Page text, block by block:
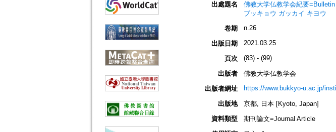
出處題名
佛教大学仏教学会紀要
ブッキョウ ガッカイ キヨウ
卷期
n.26
出版日期 2021.03.25
頁次 (83) - (99)
出版者
佛教大学仏教学会
出版者網址
https://www.bukkyo-u.ac.jp/
出版地
京都, 日本 [Kyoto, Japan]
資料類型
期刊論文=Journal Article